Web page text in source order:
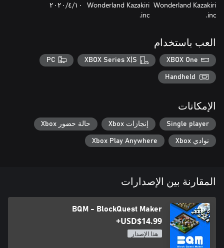
It’s your turn to make a dungeon and embarrass other players.
dungeon and challenge players from around the world.
Everything depends on you! Fix the entrance fee and set your
globe!
Wonderland Kazakiri
inc.
Wonderland Kazakiri
inc.
١٠‏/٤‏/٢٠٢٠
العب باستخدام
XBOX One
XBOX Series X|S
PC
Handheld
الإمكانات
Single player إنجازات Xbox حالة حضور Xbox
نوادي Xbox Xbox Play Anywhere
المقارنة بين الإصدارات
BQM - BlockQuest Maker
USD$14.99+
هذا الإصدار